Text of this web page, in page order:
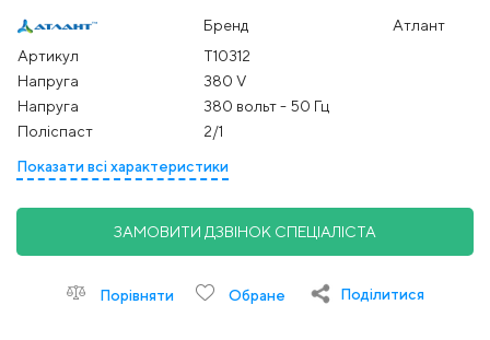
Бренд
Атлант
Артикул
Т10312
Напруга
380 V
Напруга
380 вольт - 50 Гц
Поліспаст
2/1
Показати всі характеристики
ЗАМОВИТИ ДЗВІНОК СПЕЦІАЛІСТА
Порівняти Обране Поділитися